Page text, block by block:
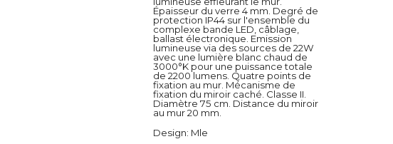
Épaisseur du verre 4 mm. Degré de
protection IP44 sur l'ensemble du
complexe bande LED, câblage,
ballast électronique. Emission
lumineuse via des sources de 22W
avec une lumière blanc chaud de
3000°K pour une puissance totale
de 2200 lumens. Quatre points de
fixation au mur. Mécanisme de
fixation du miroir caché. Classe II.
Diamètre 75 cm. Distance du miroir
au mur 20 mm.
Design: Mle